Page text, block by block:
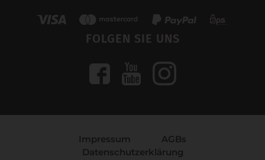
FOLGEN SIE UNS
Impressum
AGBs
Datenschutzerklärung